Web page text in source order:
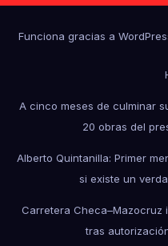
Funciona gracias a
A cinco meses de culminar
20 obras del
Alberto Quintanilla: Primer
si existe un
Carretera
tras